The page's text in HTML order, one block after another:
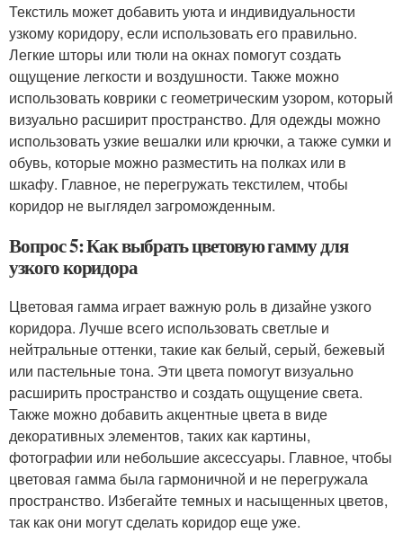
Текстиль может добавить уюта и индивидуальности
узкому коридору, если использовать его правильно.
Легкие шторы или тюли на окнах помогут создать
ощущение легкости и воздушности. Также можно
использовать коврики с геометрическим узором, который
визуально расширит пространство. Для одежды можно
использовать узкие вешалки или крючки, а также сумки и
обувь, которые можно разместить на полках или в
шкафу. Главное, не перегружать текстилем, чтобы
коридор не выглядел загроможденным.
Вопрос 5: Как выбрать цветовую гамму для
узкого коридора
Цветовая гамма играет важную роль в дизайне узкого
коридора. Лучше всего использовать светлые и
нейтральные оттенки, такие как белый, серый, бежевый
или пастельные тона. Эти цвета помогут визуально
расширить пространство и создать ощущение света.
Также можно добавить акцентные цвета в виде
декоративных элементов, таких как картины,
фотографии или небольшие аксессуары. Главное, чтобы
цветовая гамма была гармоничной и не перегружала
пространство. Избегайте темных и насыщенных цветов,
так как они могут сделать коридор еще уже.